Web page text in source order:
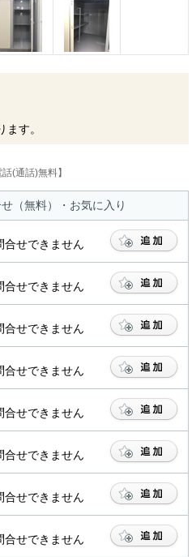
す。
(通話)無料】
（無料）・お気に入り
合せできません
合せできません
合せできません
合せできません
合せできません
合せできません
合せできません
合せできません